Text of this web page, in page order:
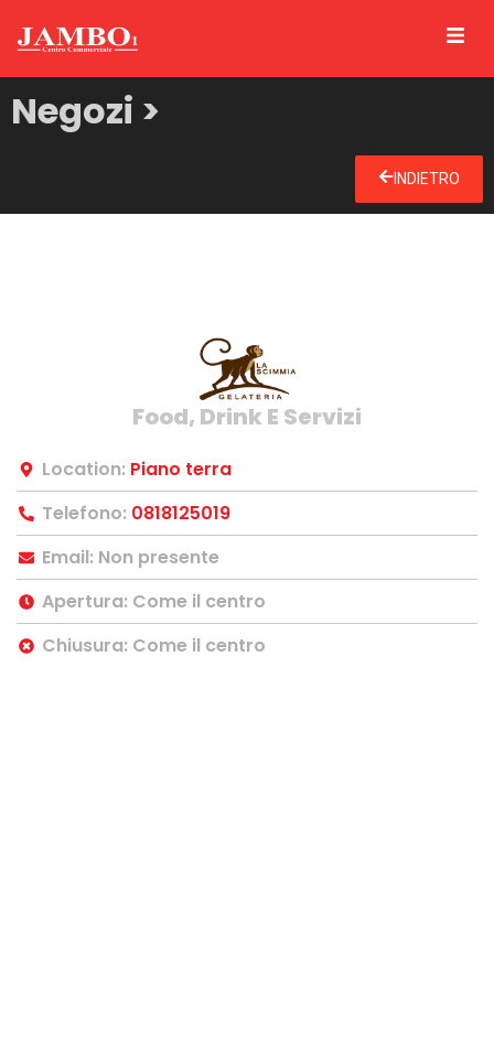
Negozi >
INDIETRO
Food, Drink E Servizi
Location: Piano terra
Telefono: 0818125019
Email: Non presente
Apertura: Come il centro
Chiusura: Come il centro